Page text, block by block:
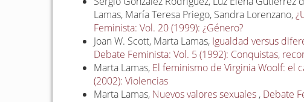
Lamas, María Teresa Priego, Sandra Lorenzano,
Feminista: Vol. 20 (1999): ¿Género?
Joan W. Scott, Marta Lamas, Igualdad versus
Debate Feminista: Vol. 5 (1992): Conquistas,
Marta Lamas, El feminismo de Virginia Woolf: el
(2002): Violencias
Marta Lamas, Nuevos valores sexuales , Debate